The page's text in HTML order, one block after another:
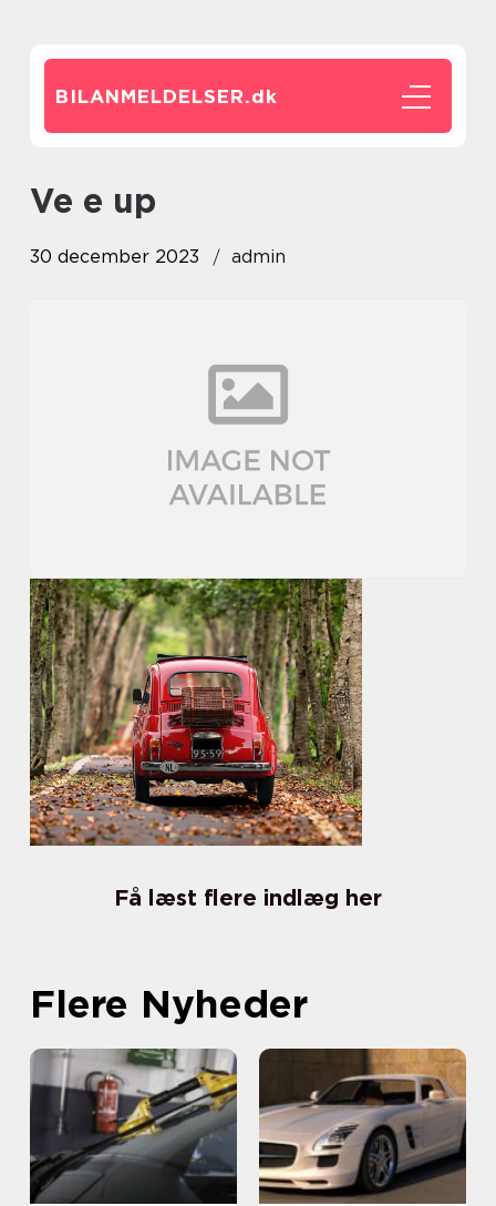
BILANMELDELSER.dk
ve e up
30 december 2023 admin
Få læst flere indlæg her
Flere Nyheder